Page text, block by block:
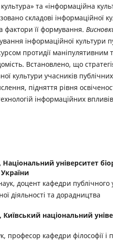
та «інформаційна
складові інформаційної
фактори її формування.
інформаційної культури
протидії маніпулятивним
Встановлено, що
культури учасників
підняття рівня
інформаційних
Національний університет
доцент кафедри публічного
діяльності та дорадництва
Київський національний
професор кафедри філософії і